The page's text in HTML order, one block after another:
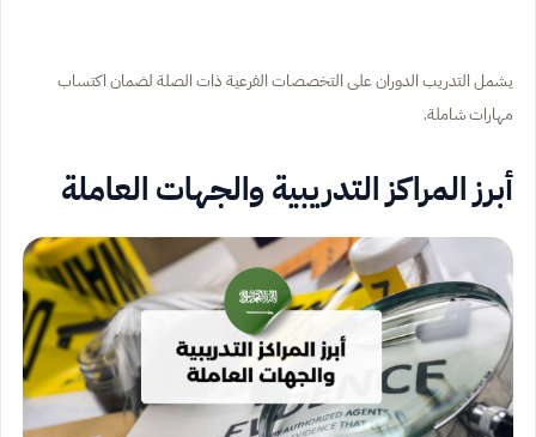
يشمل التدريب الدوران على التخصصات الفرعية ذات الصلة لضمان اكتساب
مهارات شاملة.
أبرز المراكز التدريبية والجهات العاملة